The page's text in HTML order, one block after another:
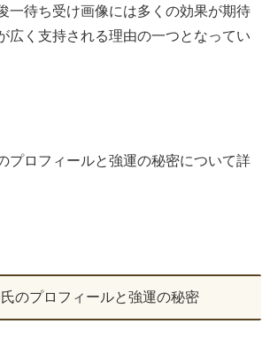
一待ち受け画像には多くの効果が期待
広く支持される理由の一つとなってい
プロフィールと強運の秘密について詳
のプロフィールと強運の秘密